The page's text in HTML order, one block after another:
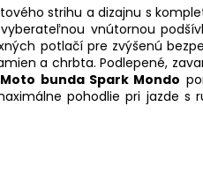
strihu a dizajnu s
vnútornou
potlačí pre zvýšenú
a chrbta. Podlepené,
Moto bunda Spark Mondo
pohodlie pri jazde s